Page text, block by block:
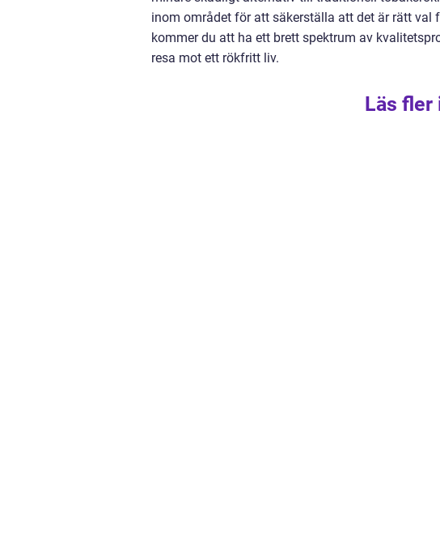
inom området för att säkerställa att det är rätt val
kommer du att ha ett brett spektrum av
resa mot ett rökfritt liv.
Läs fler